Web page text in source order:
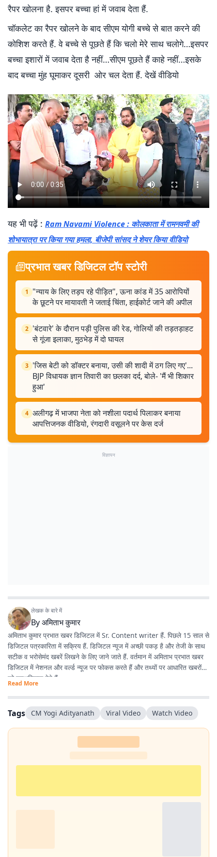
रैपर खोलना है. इसपर बच्चा हां में जवाब देता हैं.
चॉकलेट का रैपर खोलने के बाद सीएम योगी बच्चे से बात करने की
कोशिश करते हैं. वे बच्चे से पूछते हैं कि चलो मेरे साथ चलोगे…इसपर
बच्चा इशारों में जवाब देता है नहीं…सीएम पूछते हैं काहे नहीं…इसके
बाद बच्चा मुंह घूमाकर दूसरी ओर चल देता हैं. देखें वीडियो
यह भी पढ़ें : Ram Navami Violence : कोलकाता में रामनवमी की
शोभायात्रा पर किया गया हमला, बीजेपी सांसद ने शेयर किया वीडियो
प्रभात खबर डिजिटल टॉप स्टोरी
1
"न्याय के लिए तड़प रहे पीड़ित", ऊना कांड में 35 आरोपियों
के छूटने पर मायावती ने जताई चिंता, हाईकोर्ट जाने की अपील
2 'बंटवारे' के दौरान पड़ी पुलिस की रेड, गोलियों की तड़तड़ाहट
से गूंजा इलाका, मुठभेड़ में दो घायल
3 'जिस बेटी को डॉक्टर बनाया, उसी की शादी में ठग लिए गए'...
BJP विधायक ज्ञान तिवारी का छलका दर्द, बोले- 'मैं भी शिकार
हुआ'
4 अलीगढ़ में भाजपा नेता को नशीला पदार्थ पिलाकर बनाया
आपत्तिजनक वीडियो, रंगदारी वसूलने पर केस दर्ज
विज्ञापन
लेखक के बारे में
Byअमिताभ कुमार
अमिताभ कुमार प्रभात खबर डिजिटल में Sr. Content writer हैं. पिछले 15 साल से
डिजिटल पत्रकारिता में सक्रिय हैं. डिजिटल न्यूज में अच्छी पकड़ है और तेजी के साथ
सटीक व भरोसेमंद खबरें लिखने के लिए जाने जाते हैं. वर्तमान में अमिताभ प्रभात खबर
डिजिटल में नेशनल और वर्ल्ड न्यूज पर फोकस करते हैं और तथ्यों पर आधारित खबरों
को प्राथमिकता देते हैं.
अमिताभ 1 अप्रैल 2011 से प्रभात खबर से जुड़े और शुरुआत से ही डिजिटल
पत्रकारिता में सक्रिय रहे. खबरों को आसान, रोचक और आम लोगों की भाषा में पेश
करना इनकी खासियत है. डिजिटल के साथ-साथ प्रिंट के लिए भी कई अहम रिपोर्ट कीं.
खासकर ‘पंचायतनामा’ के लिए गांवों में जाकर की गई ग्रामीण रिपोर्टिंग करियर का यादगार
प्रभात खबर से जुड़ने के बाद कई बड़े चुनाव कवर करने का अनुभव मिला. 2014,
और राजनीतिक हलचल को करीब से समझना रिपोर्टिंग की खास पहचान रही है. 📩
Read More
Tags CM Yogi Adityanath Viral Video Watch Video